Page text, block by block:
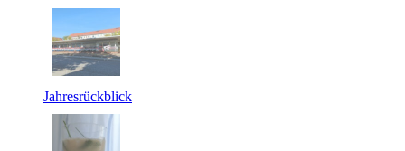
Jahresrückblick